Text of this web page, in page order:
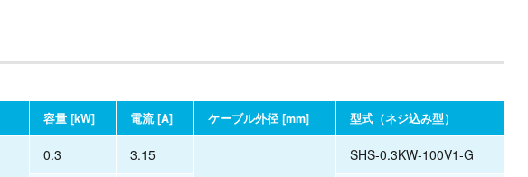
容量 [kW] 電流 [A] ケーブル外径 [mm] 型式（ネジ込み型）
0.3 3.15 SHS-0.3KW-100V1-G